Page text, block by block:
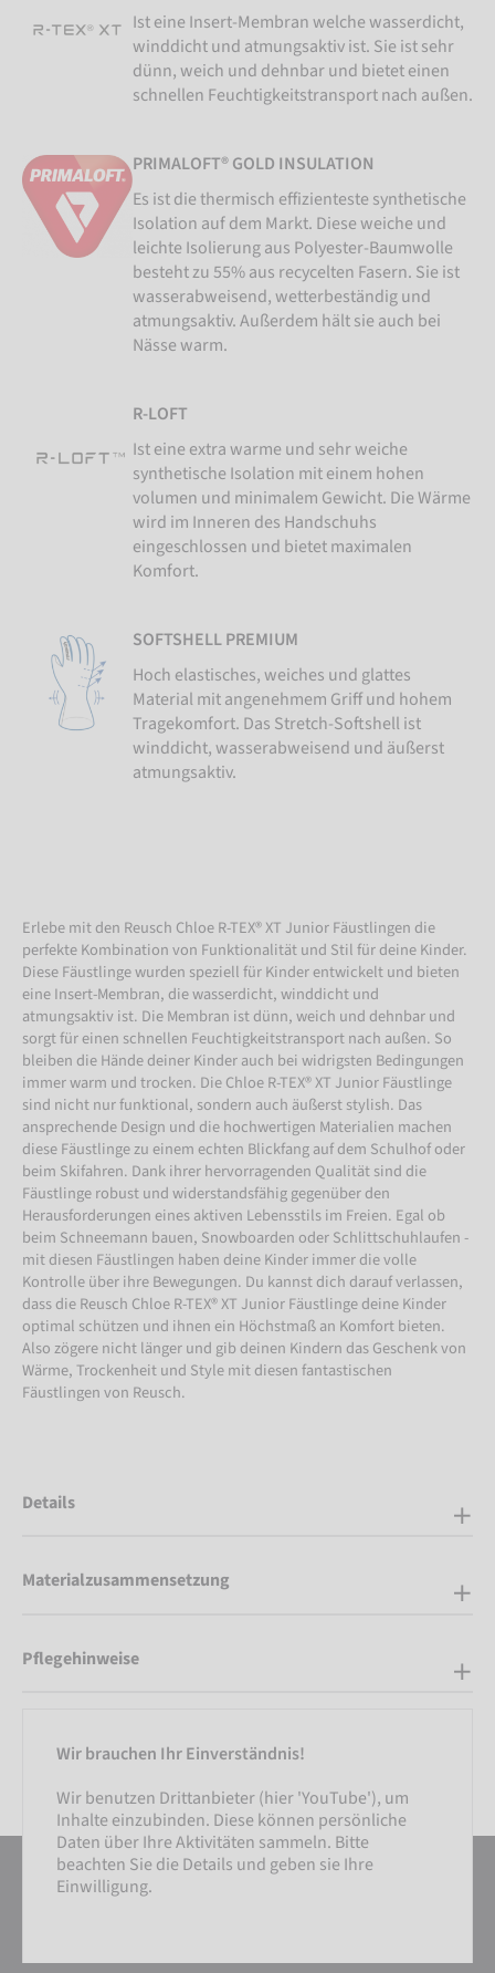
Ist eine Insert-Membran welche wasserdicht,
winddicht und atmungsaktiv ist. Sie ist sehr
dünn, weich und dehnbar und bietet einen
schnellen Feuchtigkeitstransport nach außen.
PRIMALOFT® GOLD INSULATION
Es ist die thermisch effizienteste synthetische
Isolation auf dem Markt. Diese weiche und
leichte Isolierung aus Polyester-Baumwolle
besteht zu 55% aus recycelten Fasern. Sie ist
wasserabweisend, wetterbeständig und
atmungsaktiv. Außerdem hält sie auch bei
Nässe warm.
R-LOFT
Ist eine extra warme und sehr weiche
synthetische Isolation mit einem hohen
volumen und minimalem Gewicht. Die Wärme
wird im Inneren des Handschuhs
eingeschlossen und bietet maximalen
Komfort.
SOFTSHELL PREMIUM
Hoch elastisches, weiches und glattes
Material mit angenehmem Griff und hohem
Tragekomfort. Das Stretch-Softshell ist
winddicht, wasserabweisend und äußerst
atmungsaktiv.
Erlebe mit den Reusch Chloe R-TEX® XT Junior Fäustlingen die
perfekte Kombination von Funktionalität und Stil für deine Kinder.
Diese Fäustlinge wurden speziell für Kinder entwickelt und bieten
eine Insert-Membran, die wasserdicht, winddicht und
atmungsaktiv ist. Die Membran ist dünn, weich und dehnbar und
sorgt für einen schnellen Feuchtigkeitstransport nach außen. So
bleiben die Hände deiner Kinder auch bei widrigsten Bedingungen
immer warm und trocken. Die Chloe R-TEX® XT Junior Fäustlinge
sind nicht nur funktional, sondern auch äußerst stylish. Das
ansprechende Design und die hochwertigen Materialien machen
diese Fäustlinge zu einem echten Blickfang auf dem Schulhof oder
beim Skifahren. Dank ihrer hervorragenden Qualität sind die
Fäustlinge robust und widerstandsfähig gegenüber den
Herausforderungen eines aktiven Lebensstils im Freien. Egal ob
beim Schneemann bauen, Snowboarden oder Schlittschuhlaufen -
mit diesen Fäustlingen haben deine Kinder immer die volle
Kontrolle über ihre Bewegungen. Du kannst dich darauf verlassen,
dass die Reusch Chloe R-TEX® XT Junior Fäustlinge deine Kinder
optimal schützen und ihnen ein Höchstmaß an Komfort bieten.
Also zögere nicht länger und gib deinen Kindern das Geschenk von
Wärme, Trockenheit und Style mit diesen fantastischen
Fäustlingen von Reusch.
Details
Materialzusammensetzung
Pflegehinweise
Wir brauchen Ihr Einverständnis!
Wir benutzen Drittanbieter (hier 'YouTube'), um
Inhalte einzubinden. Diese können persönliche
Daten über Ihre Aktivitäten sammeln. Bitte
beachten Sie die Details und geben sie Ihre
Einwilligung.